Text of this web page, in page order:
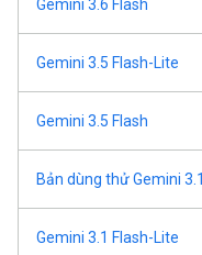
Gemini 3.6 Flash
Gemini 3.5 Flash-Lite
Gemini 3.5 Flash
Bản dùng thử Gemini
Gemini 3.1 Flash-Lite